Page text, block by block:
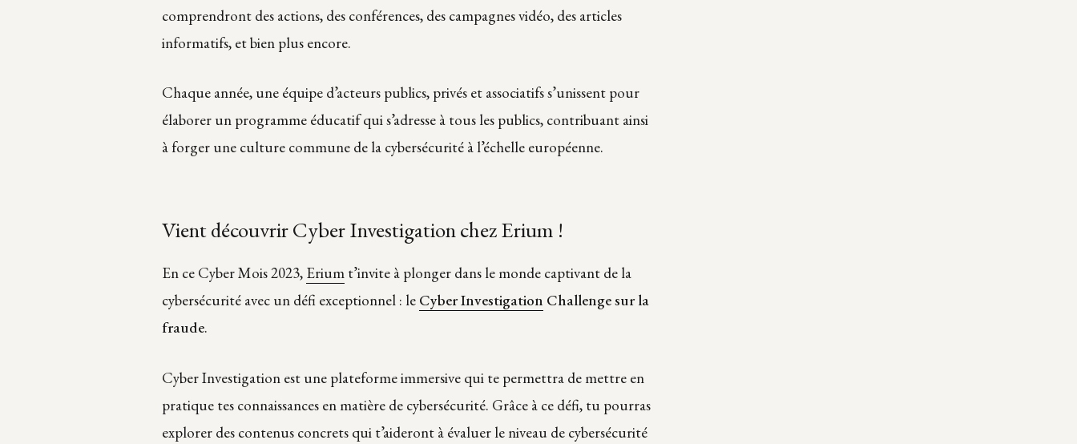
comprendront des actions, des conférences, des campagnes vidéo, des articles
informatifs, et bien plus encore.
Chaque année, une équipe d’acteurs publics, privés et associatifs s’unissent pour
élaborer un programme éducatif qui s’adresse à tous les publics, contribuant ainsi
à forger une culture commune de la cybersécurité à l’échelle européenne.
Vient découvrir Cyber Investigation chez Erium !
En ce Cyber Mois 2023, Erium t’invite à plonger dans le monde captivant de la
cybersécurité avec un défi exceptionnel : le Cyber Investigation Challenge sur la
fraude.
Cyber Investigation est une plateforme immersive qui te permettra de mettre en
pratique tes connaissances en matière de cybersécurité. Grâce à ce défi, tu pourras
explorer des contenus concrets qui t’aideront à évaluer le niveau de cybersécurité